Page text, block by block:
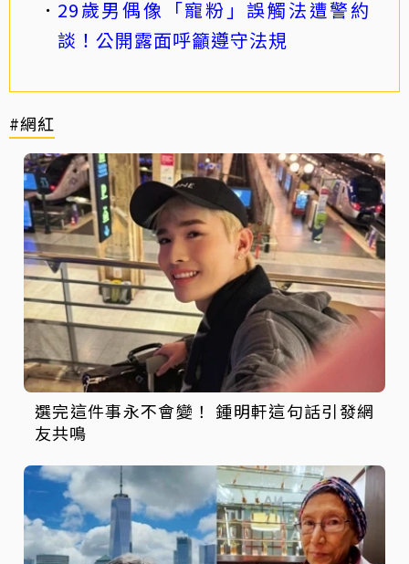
29歲男偶像「寵粉」誤觸法遭警約
談！公開露面呼籲遵守法規
#網紅
選完這件事永不會變！ 鍾明軒這句話引發網
友共鳴